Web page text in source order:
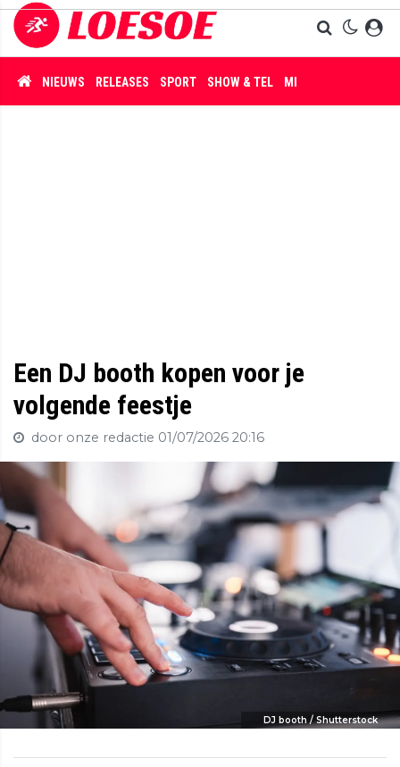
NIEUWS RELEASES SPORT SHOW & TEL MISDAAD
Een DJ booth kopen voor je
volgende feestje
door onze redactie 01/07/2026 20:16
DJ booth / Shutterstock